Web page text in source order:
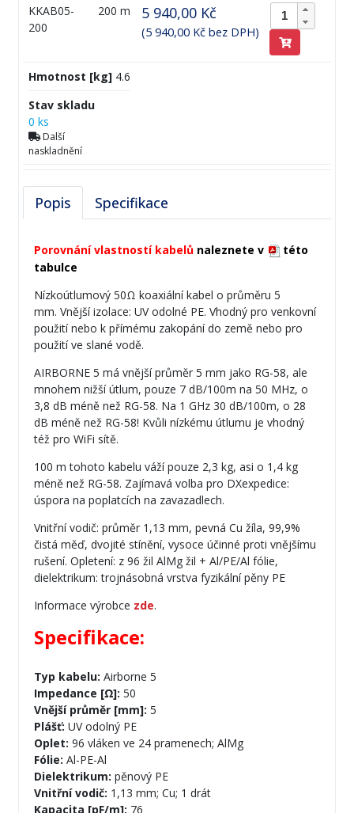
KKAB05-
200
200 m 5 940,00 Kč
(5 940,00 Kč bez DPH)
Hmotnost [kg] 4.6
Stav skladu
0 ks
Další
naskladnění
Popis Specifikace
Porovnání vlastností kabelů naleznete v
této
tabulce
Nízkoútlumový 50Ω koaxiální kabel o průměru 5
mm. Vnější izolace: UV odolné PE. Vhodný pro venkovní
použití nebo k přímému zakopání do země nebo pro
použití ve slané vodě.
AIRBORNE 5 má vnější průměr 5 mm jako RG-58, ale
mnohem nižší útlum, pouze 7 dB/100m na 50 MHz, o
3,8 dB méně než RG-58. Na 1 GHz 30 dB/100m, o 28
dB méně než RG-58! Kvůli nízkému útlumu je vhodný
též pro WiFi sítě.
100 m tohoto kabelu váží pouze 2,3 kg, asi o 1,4 kg
méně než RG-58. Zajímavá volba pro DXexpedice:
úspora na poplatcích na zavazadlech.
Vnitřní vodič: průměr 1,13 mm, pevná Cu žíla, 99,9%
čistá měď, dvojité stínění, vysoce účinné proti vnějšímu
rušení. Opletení: z 96 žil AlMg žil + Al/PE/Al fólie,
dielektrikum: trojnásobná vrstva fyzikální pěny PE
Informace výrobce zde.
Specifikace:
Typ kabelu: Airborne 5
Impedance [Ω]: 50
Vnější průměr [mm]: 5
Plášť: UV odolný PE
Oplet: 96 vláken ve 24 pramenech; AlMg
Fólie: Al-PE-Al
Dielektrikum: pěnový PE
Vnitřní vodič: 1,13 mm; Cu; 1 drát
Kapacita [pF/m]: 76